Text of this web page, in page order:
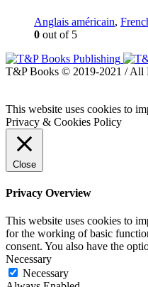
Anglais américain,
0 out of 5
T&P Books © 2019-2021 / All
This website uses cookies to
Privacy & Cookies Policy
Close
Privacy Overview
This website uses cookies to
for the working of basic
consent. You also have the
Necessary
Necessary